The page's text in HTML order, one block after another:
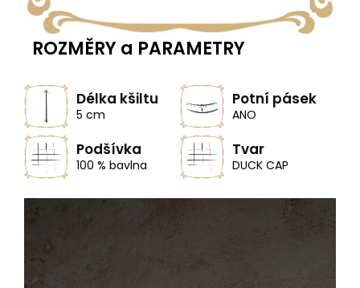
ROZMĚRY a PARAMETRY
Délka kšiltu
5 cm
Potní pásek
ANO
Podšívka
100 % bavlna
Tvar
DUCK CAP